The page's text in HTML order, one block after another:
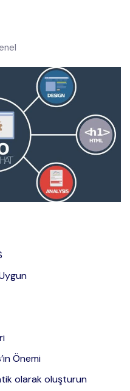
Önemi
olarak oluşturun